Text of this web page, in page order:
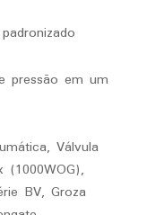
pressão em um
Válvula
BV, Groza